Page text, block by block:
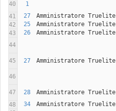
40
1
41
27
Amministratore Truelite
42
25 Amministratore Truelite
43
26 Amministratore Truelite
44
45
27 Amministratore Truelite
46
47
28 Amministratore Truelite
48
34
Amministratore Truelite